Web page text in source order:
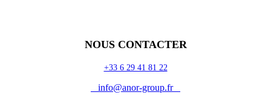
NOUS CONTACTER
+33 6 29 41 81 22
info@anor-group.fr